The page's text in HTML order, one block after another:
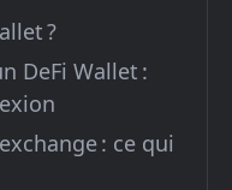
?
DeFi Wallet :
: ce qui